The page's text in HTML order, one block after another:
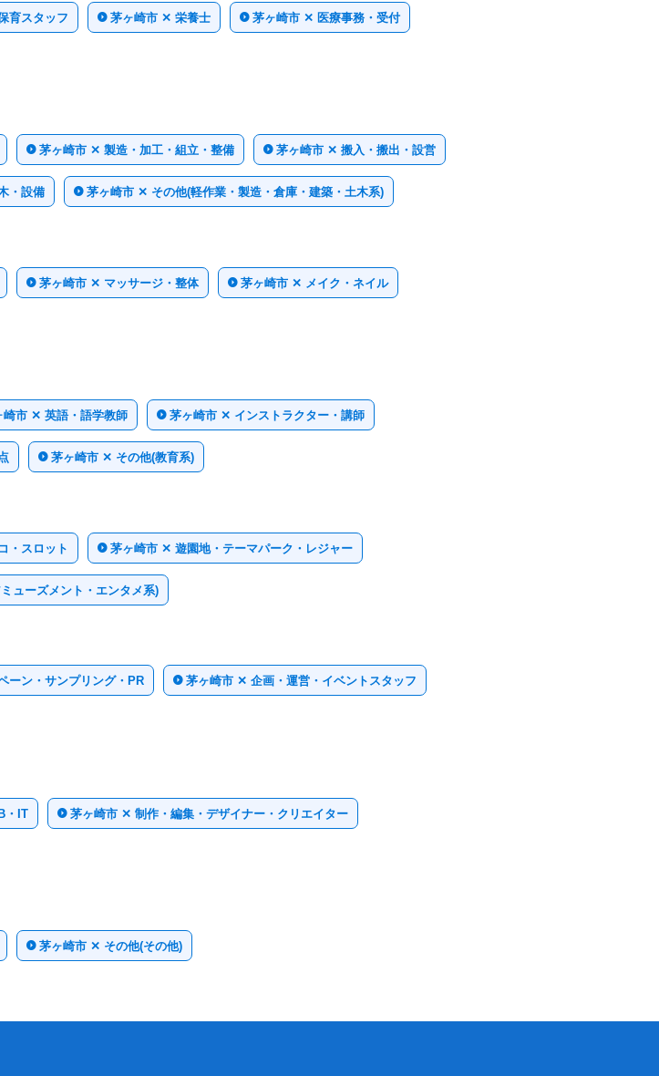
育スタッフ 茅ヶ崎市 ✕ 栄養士 茅ヶ崎市 ✕ 医療事務・受付
茅ヶ崎市 ✕ 製造・加工・組立・整備 茅ヶ崎市 ✕ 搬入・搬出・設営
・設備 茅ヶ崎市 ✕ その他(軽作業・製造・倉庫・建築・土木系)
茅ヶ崎市 ✕ マッサージ・整体 茅ヶ崎市 ✕ メイク・ネイル
崎市 ✕ 英語・語学教師 茅ヶ崎市 ✕ インストラクター・講師
茅ヶ崎市 ✕ その他(教育系)
・スロット 茅ヶ崎市 ✕ 遊園地・テーマパーク・レジャー
ューズメント・エンタメ系)
ーン・サンプリング・PR 茅ヶ崎市 ✕ 企画・運営・イベントスタッフ
・IT 茅ヶ崎市 ✕ 制作・編集・デザイナー・クリエイター
茅ヶ崎市 ✕ その他(その他)